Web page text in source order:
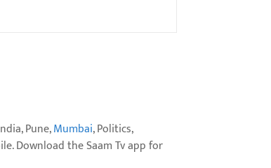
Pune,Mumbai, Politics,
Download the Saam Tv app for